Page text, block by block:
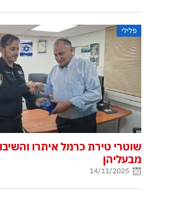
פלילי
שוטרי טירת כרמל איתרו והשיבו
מבעליהן
14/11/2025